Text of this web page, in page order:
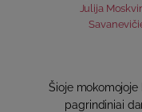
Julija
Šioje
pagrindiniai